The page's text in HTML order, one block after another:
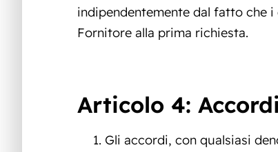
indipendentemente dal fatto che
Fornitore alla prima richiesta.
Articolo 4:
Gli accordi, con qualsiasi